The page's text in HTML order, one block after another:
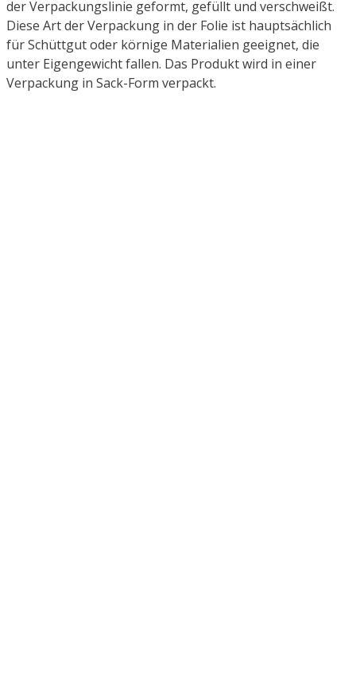
der Verpackungslinie geformt, gefüllt und verschweißt.
Diese Art der Verpackung in der Folie ist hauptsächlich
für Schüttgut oder körnige Materialien geeignet, die
unter Eigengewicht fallen. Das Produkt wird in einer
Verpackung in Sack-Form verpackt.